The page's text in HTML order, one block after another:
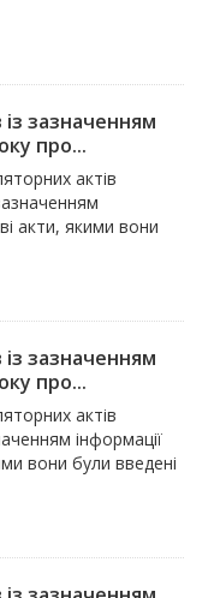
із зазначенням
про...
актів
акти, якими вони
із зазначенням
про...
актів
інформації
вони були введені